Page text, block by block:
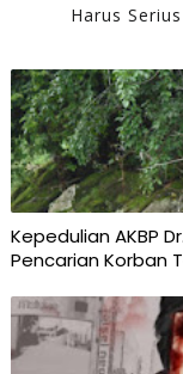
Harus
Kepedulian AKBP
Pencarian Korban